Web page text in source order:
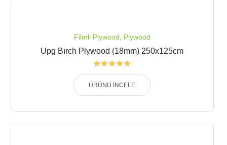
Filmli Plywood Plywood
Upg Bırch Plywood (18mm) 250x125cm
ÜRÜNÜ İNCELE